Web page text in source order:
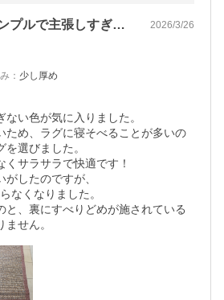
ブラウンを購入シンプルで主張しすぎない… 2026/3/26
： 少し厚め
い色が気に入りました。
ため、ラグに寝そべることが多いの
選びました。
サラサラで快適です！
したのですが、
なくなりました。
と、裏にすべりどめが施されている
せん。